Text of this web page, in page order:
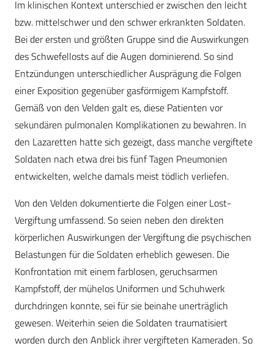
Im klinischen Kontext unterschied er zwischen den leicht
bzw. mittelschwer und den schwer erkrankten Soldaten.
Bei der ersten und größten Gruppe sind die Auswirkungen
des Schwefellosts auf die Augen dominierend. So sind
Entzündungen unterschiedlicher Ausprägung die Folgen
einer Exposition gegenüber gasförmigem Kampfstoff.
Gemäß von den Velden galt es, diese Patienten vor
sekundären pulmonalen Komplikationen zu bewahren. In
den Lazaretten hatte sich gezeigt, dass manche vergiftete
Soldaten nach etwa drei bis fünf Tagen Pneumonien
entwickelten, welche damals meist tödlich verliefen.
Von den Velden dokumentierte die Folgen einer Lost-
Vergiftung umfassend. So seien neben den direkten
körperlichen Auswirkungen der Vergiftung die psychischen
Belastungen für die Soldaten erheblich gewesen. Die
Konfrontation mit einem farblosen, geruchsarmen
Kampfstoff, der mühelos Uniformen und Schuhwerk
durchdringen konnte, sei für sie beinahe unerträglich
gewesen. Weiterhin seien die Soldaten traumatisiert
worden durch den Anblick ihrer vergifteten Kameraden. So